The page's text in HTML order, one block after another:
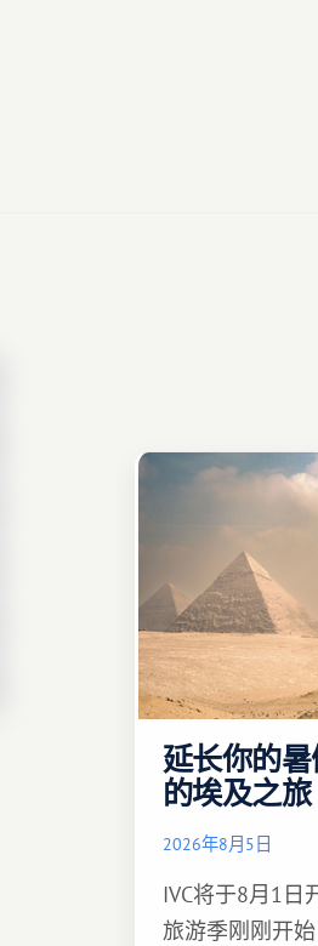
延长你的
的埃及之旅
2026年8月5日
IVC将于8月1日
旅游季刚刚开